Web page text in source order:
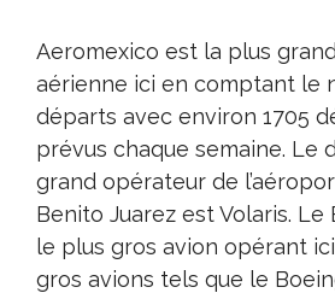
Aeromexico est la plus
aérienne ici en comptant le
départs avec environ 1705
prévus chaque semaine. Le
grand opérateur de
Benito Juarez est Volaris. Le
le plus gros avion opérant ici
gros avions tels que le